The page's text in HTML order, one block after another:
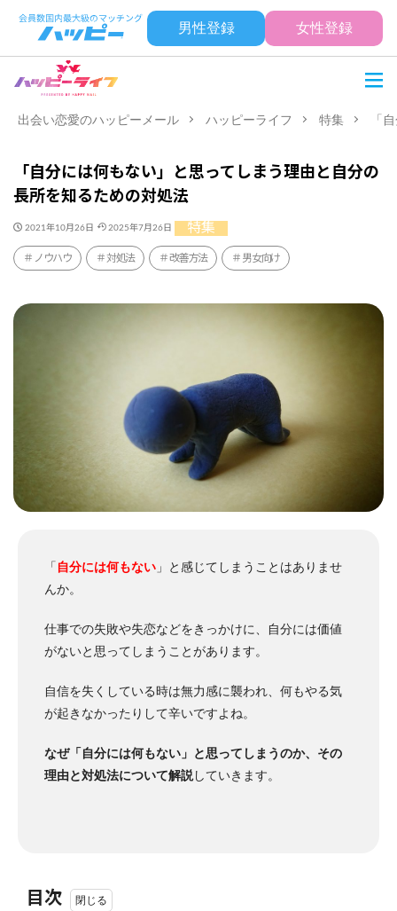
男性登録 女性登録
出会い恋愛のハッピーメール ハッピーライフ 特集 「
「自分には何もない」と思ってしまう理由と自分の
長所を知るための対処法
2021年10月26日 2025年7月26日 特集
ノウハウ 対処法 改善方法 男女向け
「 自分には何もない 」と感じてしまうことはありませ
んか。
仕事での失敗や失恋などをきっかけに、自分には価値
がないと思ってしまうことがあります。
自信を失くしている時は無力感に襲われ、何もやる気
が起きなかったりして辛いですよね。
なぜ「自分には何もない」と思ってしまうのか、その
理由と対処法について解説していきます。
目次